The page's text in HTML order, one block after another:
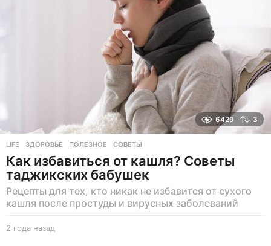
6429 3
LIFE ЗДОРОВЬЕ ,ПОЛЕЗНОЕ ,СОВЕТЫ
Как избавиться от кашля? Советы
таджикских бабушек
Рецепты для тех, кто никак не избавится от сухого
кашля после простуды и вирусных заболеваний
2 года назад